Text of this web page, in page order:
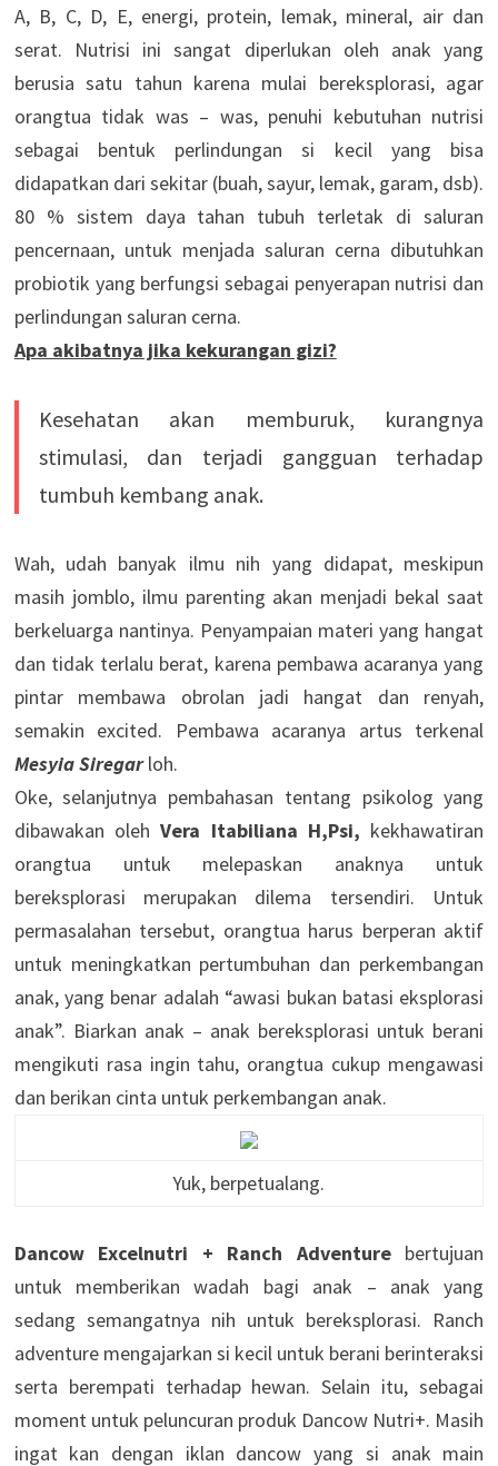
A, B, C, D, E, energi, protein, lemak, mineral, air dan
serat. Nutrisi ini sangat diperlukan oleh anak yang
berusia satu tahun karena mulai bereksplorasi, agar
orangtua tidak was – was, penuhi kebutuhan nutrisi
sebagai bentuk perlindungan si kecil yang bisa
didapatkan dari sekitar (buah, sayur, lemak, garam, dsb).
80 % sistem daya tahan tubuh terletak di saluran
pencernaan, untuk menjada saluran cerna dibutuhkan
probiotik yang berfungsi sebagai penyerapan nutrisi dan
perlindungan saluran cerna.
Apa akibatnya jika kekurangan gizi?
Kesehatan akan memburuk, kurangnya
stimulasi, dan terjadi gangguan terhadap
tumbuh kembang anak.
Wah, udah banyak ilmu nih yang didapat, meskipun
masih jomblo, ilmu parenting akan menjadi bekal saat
berkeluarga nantinya. Penyampaian materi yang hangat
dan tidak terlalu berat, karena pembawa acaranya yang
pintar membawa obrolan jadi hangat dan renyah,
semakin excited. Pembawa acaranya artus terkenal
Mesyia Siregarloh.
Oke, selanjutnya pembahasan tentang psikolog yang
dibawakan olehVera Itabiliana H,Psi, kekhawatiran
orangtua untuk melepaskan anaknya untuk
bereksplorasi merupakan dilema tersendiri. Untuk
permasalahan tersebut, orangtua harus berperan aktif
untuk meningkatkan pertumbuhan dan perkembangan
anak, yang benar adalah “awasi bukan batasi eksplorasi
anak”. Biarkan anak – anak bereksplorasi untuk berani
mengikuti rasa ingin tahu, orangtua cukup mengawasi
dan berikan cinta untuk perkembangan anak.
Yuk, berpetualang.
Dancow Excelnutri + Ranch Adventurebertujuan
untuk memberikan wadah bagi anak – anak yang
sedang semangatnya nih untuk bereksplorasi. Ranch
adventure mengajarkan si kecil untuk berani berinteraksi
serta berempati terhadap hewan. Selain itu, sebagai
moment untuk peluncuran produk Dancow Nutri+. Masih
ingat kan dengan iklan dancow yang si anak main